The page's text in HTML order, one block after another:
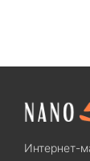
Интернет-